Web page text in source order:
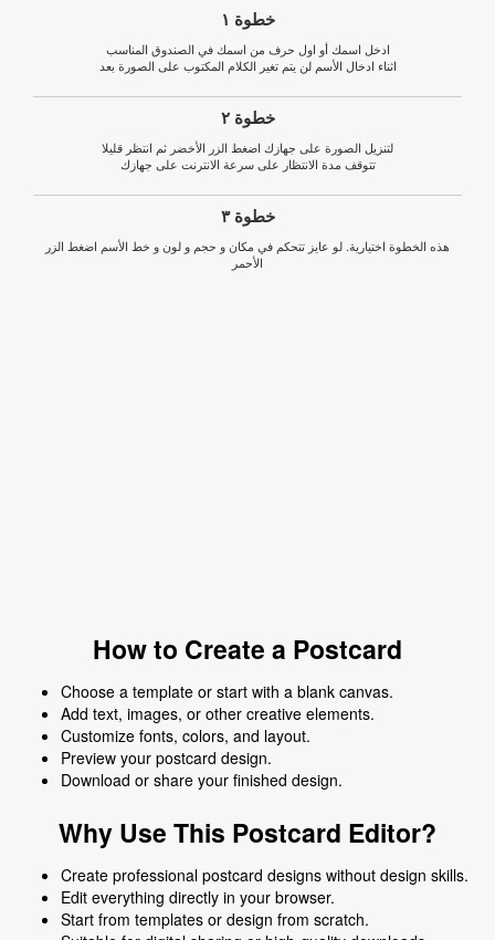
خطوة ١
ادخل اسمك أو اول حرف من اسمك في الصندوق المناسب
اثناء ادخال الأسم لن يتم تغير الكلام المكتوب على الصورة بعد
خطوة ٢
لتنزيل الصورة على جهازك اضغط الزر الأخضر ثم انتظر قليلا
تتوقف مدة الانتظار على سرعة الانترنت على جهازك
خطوة ٣
هذه الخطوة اختيارية. لو عايز تتحكم في مكان و حجم و لون و خط الأسم اضغط الزر
الأحمر
How to Create a Postcard
Choose a template or start with a blank canvas.
Add text, images, or other creative elements.
Customize fonts, colors, and layout.
Preview your postcard design.
Download or share your finished design.
Why Use This Postcard Editor?
Create professional postcard designs without design skills.
Edit everything directly in your browser.
Start from templates or design from scratch.